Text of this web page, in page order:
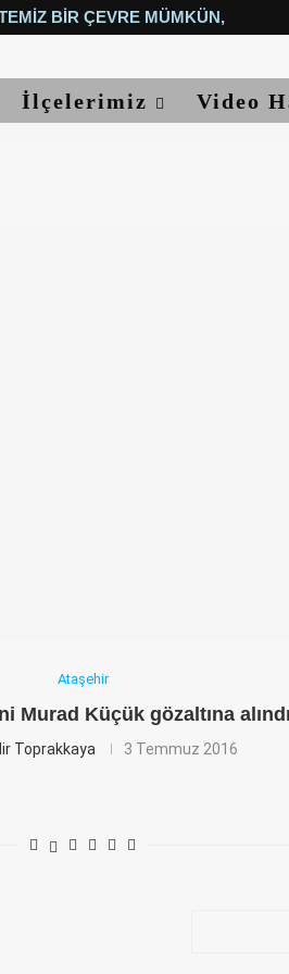
BIR ÇEVRE MÜMKÜN, YETER...
İlçelerimiz Video
Ataşehir
Murad Küçük gözaltına
Toprakkaya 3 Temmuz 2016